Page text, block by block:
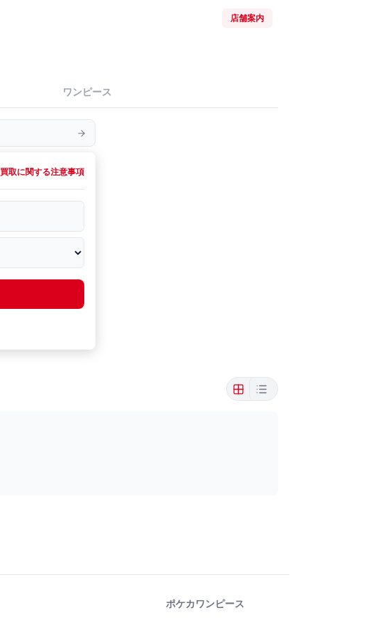
店舗案内
ワンピース
買取に関する注意事項
ポケカワンピース